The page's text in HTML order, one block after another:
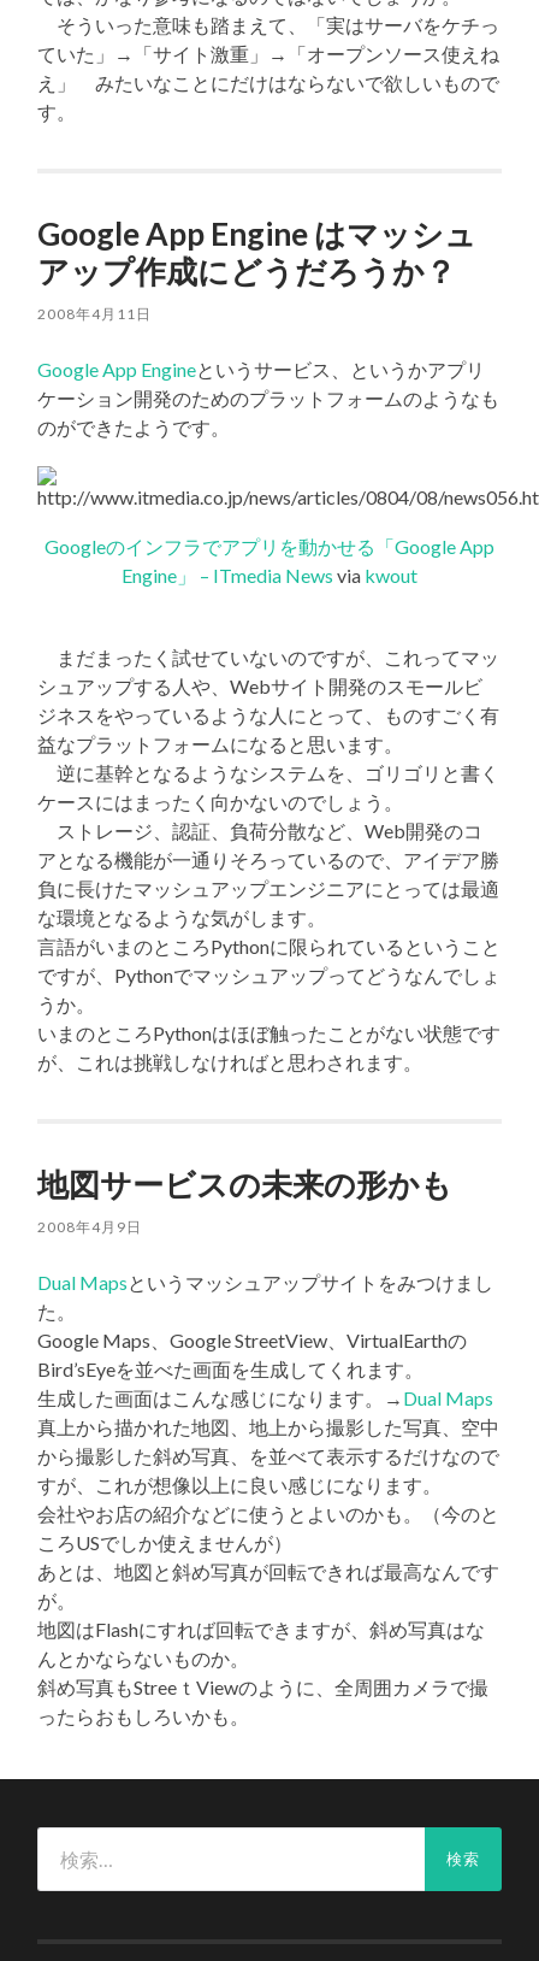
そういった意味も踏まえて、「実はサーバをケチっ
ていた」→「サイト激重」→「オープンソース使えね
え」 みたいなことにだけはならないで欲しいもので
す。
Google App Engine はマッシュ
アップ作成にどうだろうか？
2008年4月11日
Google App Engineというサービス、というかアプリ
ケーション開発のためのプラットフォームのようなも
のができたようです。
Googleのインフラでアプリを動かせる「Google App
Engine」 – ITmedia News via kwout
まだまったく試せていないのですが、これってマッ
シュアップする人や、Webサイト開発のスモールビ
ジネスをやっているような人にとって、ものすごく有
益なプラットフォームになると思います。
逆に基幹となるようなシステムを、ゴリゴリと書く
ケースにはまったく向かないのでしょう。
ストレージ、認証、負荷分散など、Web開発のコ
アとなる機能が一通りそろっているので、アイデア勝
負に長けたマッシュアップエンジニアにとっては最適
な環境となるような気がします。
言語がいまのところPythonに限られているということ
ですが、Pythonでマッシュアップってどうなんでしょ
うか。
いまのところPythonはほぼ触ったことがない状態です
が、これは挑戦しなければと思わされます。
地図サービスの未来の形かも
2008年4月9日
Dual Mapsというマッシュアップサイトをみつけまし
た。
Google Maps、Google StreetView、VirtualEarthの
Bird’sEyeを並べた画面を生成してくれます。
生成した画面はこんな感じになります。→ Dual Maps
真上から描かれた地図、地上から撮影した写真、空中
から撮影した斜め写真、を並べて表示するだけなので
すが、これが想像以上に良い感じになります。
会社やお店の紹介などに使うとよいのかも。（今のと
ころUSでしか使えませんが）
あとは、地図と斜め写真が回転できれば最高なんです
が。
地図はFlashにすれば回転できますが、斜め写真はな
んとかならないものか。
斜め写真もStreeｔViewのように、全周囲カメラで撮
ったらおもしろいかも。
索: